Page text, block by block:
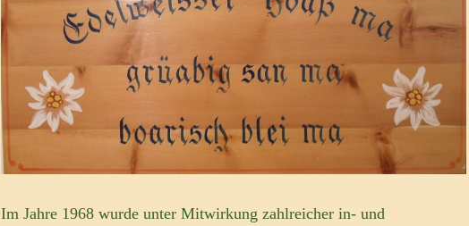
Im Jahre 1968 wurde unter Mitwirkung zahlreicher in- und